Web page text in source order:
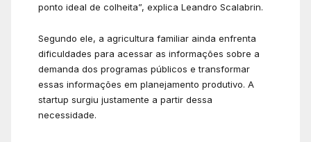
ponto ideal de colheita”, explica Leandro Scalabrin.
Segundo ele, a agricultura familiar ainda enfrenta
dificuldades para acessar as informações sobre a
demanda dos programas públicos e transformar
essas informações em planejamento produtivo. A
startup surgiu justamente a partir dessa
necessidade.